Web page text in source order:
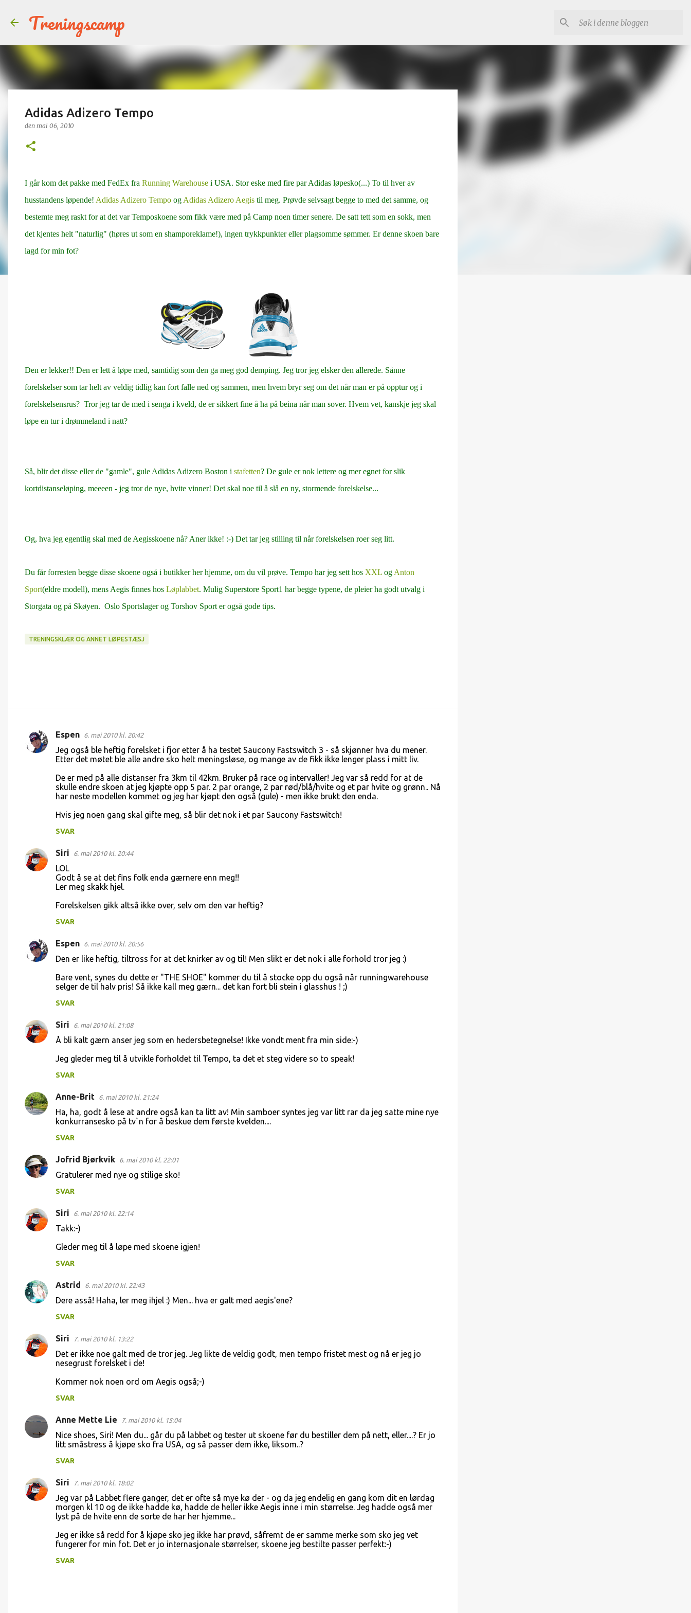
Treningscamp
Adidas Adizero Tempo
den mai 06, 2010
I går kom det pakke med FedEx fra Running Warehouse i USA. Stor eske med fire par Adidas løpesko(...) To til hver av
husstandens løpende! Adidas Adizero Tempo og Adidas Adizero Aegis til meg. Prøvde selvsagt begge to med det samme, og
bestemte meg raskt for at det var Temposkoene som fikk være med på Camp noen timer senere. De satt tett som en sokk, men
det kjentes helt "naturlig" (høres ut som en shamporeklame!), ingen trykkpunkter eller plagsomme sømmer. Er denne skoen bare
lagd for min fot?
Den er lekker!! Den er lett å løpe med, samtidig som den ga meg god demping. Jeg tror jeg elsker den allerede. Sånne
forelskelser som tar helt av veldig tidlig kan fort falle ned og sammen, men hvem bryr seg om det når man er på opptur og i
forelskelsensrus? Tror jeg tar de med i senga i kveld, de er sikkert fine å ha på beina når man sover. Hvem vet, kanskje jeg skal
løpe en tur i drømmeland i natt?
Så, blir det disse eller de "gamle", gule Adidas Adizero Boston i stafetten? De gule er nok lettere og mer egnet for slik
kortdistanseløping, meeeen - jeg tror de nye, hvite vinner! Det skal noe til å slå en ny, stormende forelskelse...
Og, hva jeg egentlig skal med de Aegisskoene nå? Aner ikke! :-) Det tar jeg stilling til når forelskelsen roer seg litt.
Du får forresten begge disse skoene også i butikker her hjemme, om du vil prøve. Tempo har jeg sett hos XXL og Anton
Sport(eldre modell), mens Aegis finnes hos Løplabbet. Mulig Superstore Sport1 har begge typene, de pleier ha godt utvalg i
Storgata og på Skøyen. Oslo Sportslager og Torshov Sport er også gode tips.
TRENINGSKLÆR OG ANNET LØPESTÆSJ
K
r
e
Espen 6. mai 2010 kl. 20:42
Jeg også ble heftig forelsket i fjor etter å ha testet Saucony Fastswitch 3 - så skjønner hva du mener.
Etter det møtet ble alle andre sko helt meningsløse, og mange av de fikk ikke lenger plass i mitt liv.
De er med på alle distanser fra 3km til 42km. Bruker på race og intervaller! Jeg var så redd for at de
skulle endre skoen at jeg kjøpte opp 5 par. 2 par orange, 2 par rød/blå/hvite og et par hvite og grønn.. Nå
har neste modellen kommet og jeg har kjøpt den også (gule) - men ikke brukt den enda.
Hvis jeg noen gang skal gifte meg, så blir det nok i et par Saucony Fastswitch!
SVAR
Siri 6. mai 2010 kl. 20:44
LOL
Godt å se at det fins folk enda gærnere enn meg!!
Ler meg skakk hjel.
Forelskelsen gikk altså ikke over, selv om den var heftig?
SVAR
Espen 6. mai 2010 kl. 20:56
Den er like heftig, tiltross for at det knirker av og til! Men slikt er det nok i alle forhold tror jeg :)
Bare vent, synes du dette er "THE SHOE" kommer du til å stocke opp du også når runningwarehouse
selger de til halv pris! Så ikke kall meg gærn... det kan fort bli stein i glasshus ! ;)
SVAR
Siri 6. mai 2010 kl. 21:08
Å bli kalt gærn anser jeg som en hedersbetegnelse! Ikke vondt ment fra min side:-)
Jeg gleder meg til å utvikle forholdet til Tempo, ta det et steg videre so to speak!
SVAR
Anne-Brit 6. mai 2010 kl. 21:24
Ha, ha, godt å lese at andre også kan ta litt av! Min samboer syntes jeg var litt rar da jeg satte mine nye
konkurransesko på tv`n for å beskue dem første kvelden....
SVAR
Jofrid Bjørkvik 6. mai 2010 kl. 22:01
Gratulerer med nye og stilige sko!
SVAR
Siri 6. mai 2010 kl. 22:14
Takk:-)
Gleder meg til å løpe med skoene igjen!
SVAR
Astrid 6. mai 2010 kl. 22:43
Dere asså! Haha, ler meg ihjel :) Men... hva er galt med aegis'ene?
SVAR
Siri 7. mai 2010 kl. 13:22
Det er ikke noe galt med de tror jeg. Jeg likte de veldig godt, men tempo fristet mest og nå er jeg jo
nesegrust forelsket i de!
Kommer nok noen ord om Aegis også;-)
SVAR
Anne Mette Lie 7. mai 2010 kl. 15:04
Nice shoes, Siri! Men du... går du på labbet og tester ut skoene før du bestiller dem på nett, eller....? Er jo
litt småstress å kjøpe sko fra USA, og så passer dem ikke, liksom..?
SVAR
Siri 7. mai 2010 kl. 18:02
Jeg var på Labbet flere ganger, det er ofte så mye kø der - og da jeg endelig en gang kom dit en lørdag
morgen kl 10 og de ikke hadde kø, hadde de heller ikke Aegis inne i min størrelse. Jeg hadde også mer
lyst på de hvite enn de sorte de har her hjemme...
Jeg er ikke så redd for å kjøpe sko jeg ikke har prøvd, såfremt de er samme merke som sko jeg vet
fungerer for min fot. Det er jo internasjonale størrelser, skoene jeg bestilte passer perfekt:-)
SVAR